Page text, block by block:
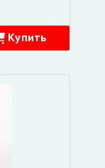
Купить